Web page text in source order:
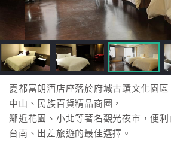
接
跟
飯
店
訂
房
HOT
夏都富朗酒店座落於府城古蹟文化園
中山、民族百貨精品商圈，
鄰近花園、小北等著名觀光夜市，便
台南、出差旅遊的最佳選擇。